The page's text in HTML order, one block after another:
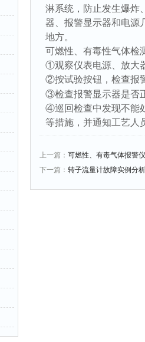
淋系统，防止发生爆炸
器、报警显示器和电源
地方。
可燃性、有毒性气体检
①观察仪表电源、放大
②按试验按钮，检查报
③检查报警显示器是否
④巡回检查中发现不能
等措施，并通知工艺人
上一篇： 可燃性、有毒气体报警
下一篇： 转子流量计故障实例分析